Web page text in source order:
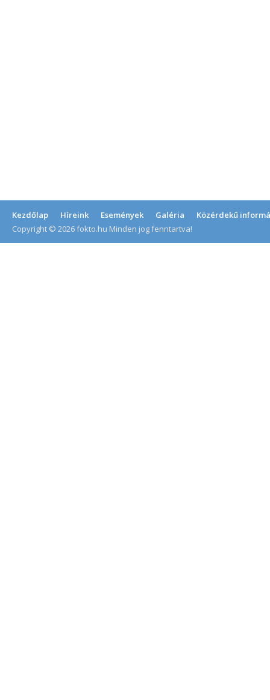
Kezdőlap Híreink Események Galéria
Közérdekű
Copyright © 2026 fokto.hu Minden jog fenntartva!